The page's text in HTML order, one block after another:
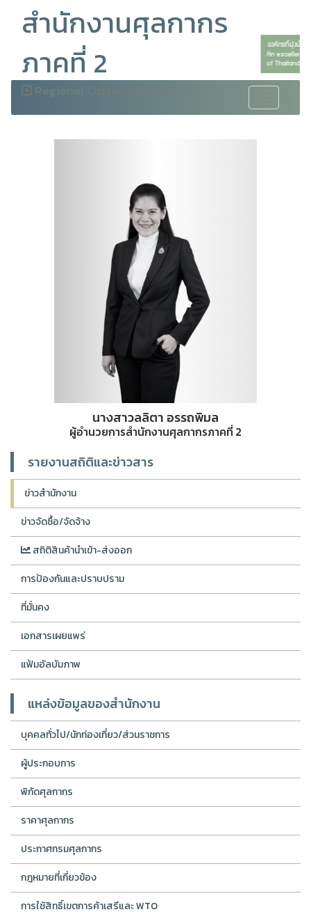
สำนักงานศุลกากร
ภาคที่ 2
Regional Customs Office 2
navigation
นางสาวลลิตา อรรถพิมล
ผู้อำนวยการสำนักงานศุลกากรภาคที่ 2
รายงานสถิติและข่าวสาร
ข่าวสำนักงาน
ข่าวจัดซื้อ/จัดจ้าง
สถิติสินค้านำเข้า-ส่งออก
การป้องกันและปราบปราม
ที่มั่นคง
เอกสารเผยแพร่
แฟ้มอัลบัมภาพ
แหล่งข้อมูลของสำนักงาน
บุคคลทั่วไป/นักท่องเที่ยว/ส่วนราชการ
ผู้ประกอบการ
พิกัดศุลกากร
ราคาศุลกากร
ประกาศกรมศุลกากร
กฎหมายที่เกี่ยวข้อง
การใช้สิทธิ์เขตการค้าเสรีและ WTO